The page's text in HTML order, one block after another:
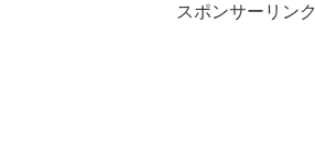
スポンサーリンク